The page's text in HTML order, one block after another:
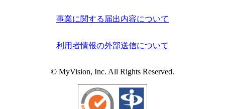
事業に関する届出内容について
利用者情報の外部送信について
© MyVision, Inc. All Rights Reserved.